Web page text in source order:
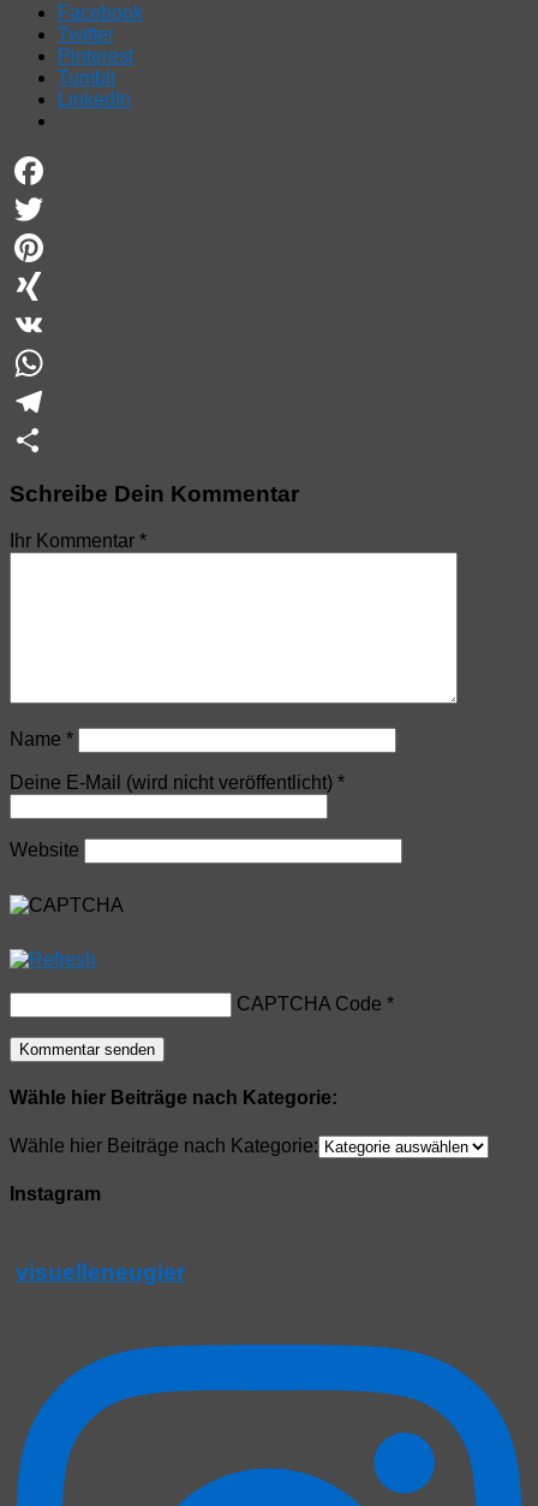
Facebook
Twitter
Pinterest
Tumblr
LinkedIn
Facebook
Twitter
Pinterest
XING
VK
WhatsApp
Telegram
Schreibe Dein Kommentar
Ihr Kommentar *
Name *
Deine E-Mail (wird nicht veröffentlicht) *
Website
CAPTCHA Code *
Wähle hier Beiträge nach Kategorie:
Wähle hier Beiträge nach Kategorie:
Instagram
visuelleneugier